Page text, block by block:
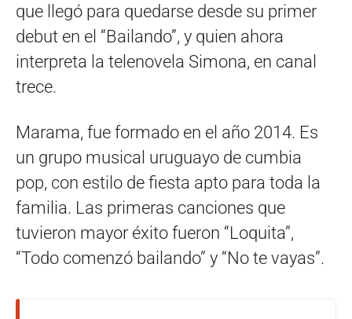
que llegó para quedarse desde su primer
debut en el “Bailando”, y quien ahora
interpreta la telenovela Simona, en canal
trece.
Marama, fue formado en el año 2014. Es
un grupo musical uruguayo de cumbia
pop, con estilo de fiesta apto para toda la
familia. Las primeras canciones que
tuvieron mayor éxito fueron “Loquita”,
“Todo comenzó bailando” y “No te vayas”.